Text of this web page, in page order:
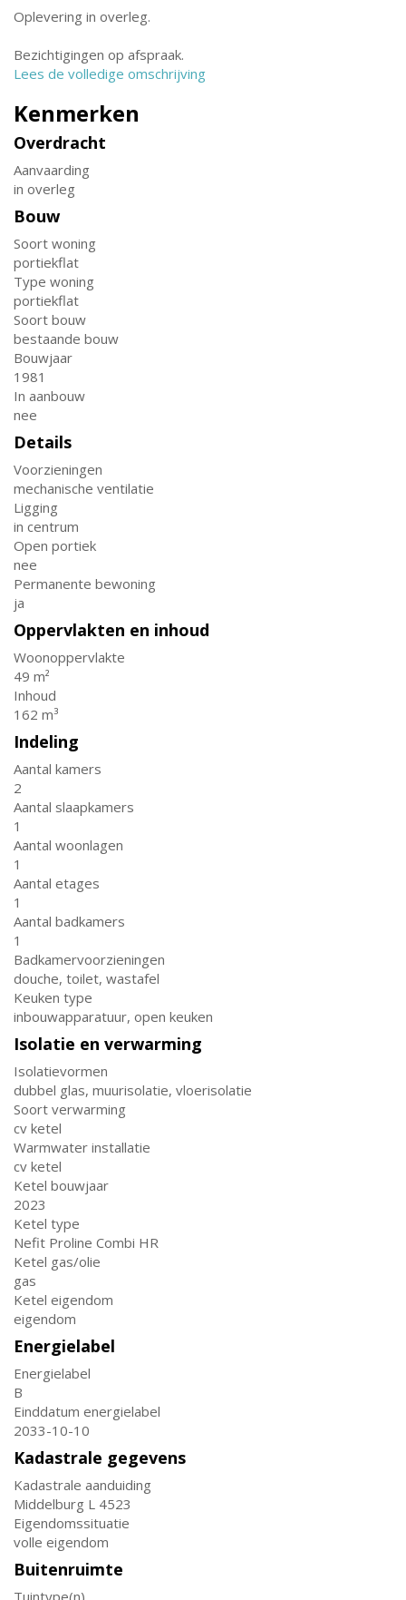
Oplevering in overleg.
Bezichtigingen op afspraak.
Lees de volledige omschrijving
Kenmerken
Overdracht
Aanvaarding
in overleg
Bouw
Soort woning
portiekflat
Type woning
portiekflat
Soort bouw
bestaande bouw
Bouwjaar
1981
In aanbouw
nee
Details
Voorzieningen
mechanische ventilatie
Ligging
in centrum
Open portiek
nee
Permanente bewoning
ja
Oppervlakten en inhoud
Woonoppervlakte
49 m²
Inhoud
162 m³
Indeling
Aantal kamers
2
Aantal slaapkamers
1
Aantal woonlagen
1
Aantal etages
1
Aantal badkamers
1
Badkamervoorzieningen
douche, toilet, wastafel
Keuken type
inbouwapparatuur, open keuken
Isolatie en verwarming
Isolatievormen
dubbel glas, muurisolatie, vloerisolatie
Soort verwarming
cv ketel
Warmwater installatie
cv ketel
Ketel bouwjaar
2023
Ketel type
Nefit Proline Combi HR
Ketel gas/olie
gas
Ketel eigendom
eigendom
Energielabel
Energielabel
B
Einddatum energielabel
2033-10-10
Kadastrale gegevens
Kadastrale aanduiding
Middelburg L 4523
Eigendomssituatie
volle eigendom
Buitenruimte
Tuintype(n)